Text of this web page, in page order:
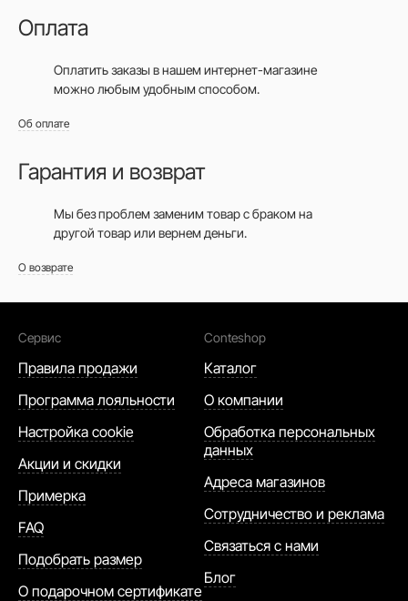
Оплата
Оплатить заказы в нашем интернет-магазине
можно любым удобным способом.
Об оплате
Гарантия и возврат
Мы без проблем заменим товар с браком на
другой товар или вернем деньги.
О возврате
Сервис
Правила продажи
Программа лояльности
Настройка cookie
Акции и скидки
Примерка
FAQ
Подобрать размер
О подарочном сертификате
Conteshop
Каталог
О компании
Обработка персональных
данных
Адреса магазинов
Сотрудничество и реклама
Связаться с нами
Блог